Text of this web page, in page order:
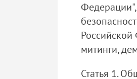
митинги,
Статья 1.